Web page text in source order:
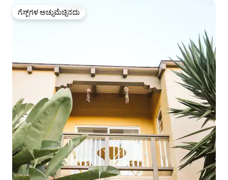
ಗೆಸ್ಟ್‌ಗಳ ಅಚ್ಚುಮೆಚ್ಚಿನದು
ಗೆಸ್ಟ್‌ಗಳ ಅಚ್ಚುಮೆಚ್ಚಿನದು